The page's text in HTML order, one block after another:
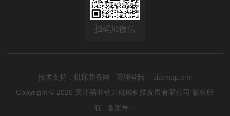
扫码加微信
技术支持： 机床商务网 管理登陆
sitemap.xml
Copyright © 2026 天津福业动力机械科技发展有限公司 版权所
有 备案号：